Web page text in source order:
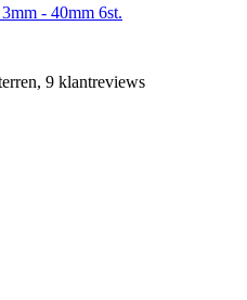
- 40mm 6st.
9 klantreviews